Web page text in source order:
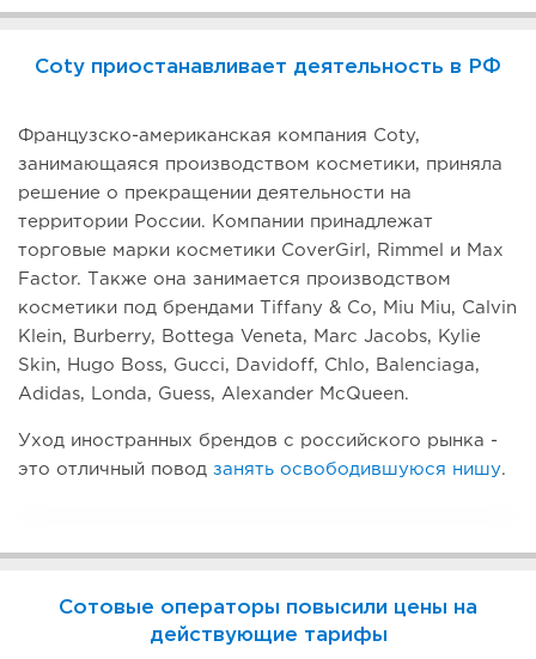
Coty приостанавливает деятельность в РФ
Французско-американская компания Coty,
занимающаяся производством косметики, приняла
решение о прекращении деятельности на
территории России. Компании принадлежат
торговые марки косметики CoverGirl, Rimmel и Max
Factor. Также она занимается производством
косметики под брендами Tiffany & Co, Miu Miu, Calvin
Klein, Burberry, Bottega Veneta, Marc Jacobs, Kylie
Skin, Hugo Boss, Gucci, Davidoff, Chlo, Balenciaga,
Adidas, Londa, Guess, Alexander McQueen.
Уход иностранных брендов с российского рынка -
это отличный повод занять освободившуюся нишу.
Сотовые операторы повысили цены на
действующие тарифы